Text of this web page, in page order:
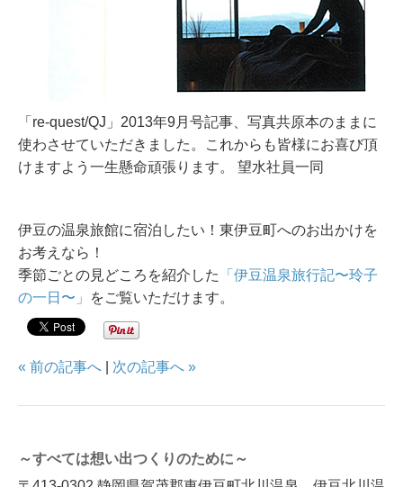
「re-quest/QJ」2013年9月号記事、写真共原本のままに
使わさせていただきました。
これからも皆様にお喜び頂
けますよう一生懸命頑張ります。 望水社員一同
伊豆の温泉旅館に宿泊したい！東伊豆町へのお出かけを
お考えなら！
季節ごとの見どころを紹介した
「伊豆温泉旅行記〜玲子
の一日〜」
をご覧いただけます。
« 前の記事へ 次の記事へ »
～すべては想い出つくりのために～